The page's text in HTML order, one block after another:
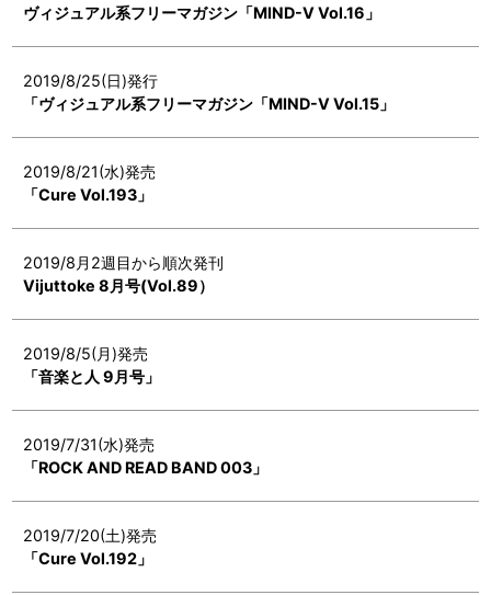
ヴィジュアル系フリーマガジン「MIND-V Vol.16」
2019/8/25(日)発行
「ヴィジュアル系フリーマガジン「MIND-V Vol.15」
2019/8/21(水)発売
「Cure Vol.193」
2019/8月2週目から順次発刊
Vijuttoke 8月号(Vol.89）
2019/8/5(月)発売
「音楽と人 9月号」
2019/7/31(水)発売
「ROCK AND READ BAND 003」
2019/7/20(土)発売
「Cure Vol.192」